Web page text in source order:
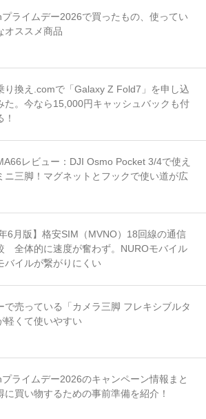
ライムデー2026で買ったもの、使ってい
オススメ商品
り換え.comで「Galaxy Z Fold7」を申し込
た。今なら15,000円キャッシュバックも付
レビュー：DJI Osmo Pocket 3/4で使え
ニ三脚！マグネットとフックで使い道が広
6月版】格安SIM（MVNO）18回線の通信
全体的に速度が奮わず。NUROモバイル
バイルが繋がりにくい
で売っている「カメラ三脚 フレキシブルタ
軽くて使いやすい
ライムデー2026のキャンペーン情報まと
に買い物するための事前準備を紹介！